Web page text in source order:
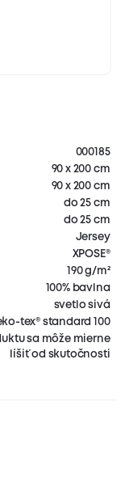
000185
90 x 200 cm
90 x 200 cm
do 25 cm
do 25 cm
Jersey
XPOSE®
190 g/m²
100% bavlna
svetlo sivá
tex® standard 100
sa môže mierne
líšiť od skutočnosti